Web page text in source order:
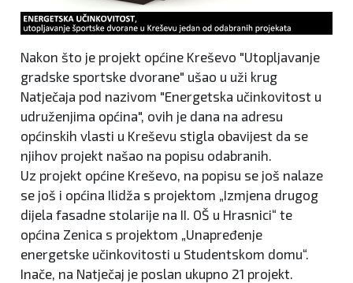
Nakon što je projekt općine Kreševo "Utopljavanje
gradske sportske dvorane" ušao u uži krug
Natječaja pod nazivom "Energetska učinkovitost u
udruženjima općina", ovih je dana na adresu
općinskih vlasti u Kreševu stigla obavijest da se
njihov projekt našao na popisu odabranih.
Uz projekt općine Kreševo, na popisu se još nalaze
se još i općina Ilidža s projektom „Izmjena drugog
dijela fasadne stolarije na II. OŠ u Hrasnici“ te
općina Zenica s projektom „Unapređenje
energetske učinkovitosti u Studentskom domu“.
Inače, na Natječaj je poslan ukupno 21 projekt.